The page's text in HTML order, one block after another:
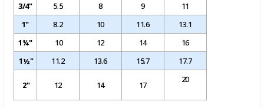
3/4"
5.5 8 9
11
1"
8.2 10 11.6
13.1
1¼"
10 12 14
16
1½"
11.2 13.6 15.7 17.7
2" 12 14 17
20